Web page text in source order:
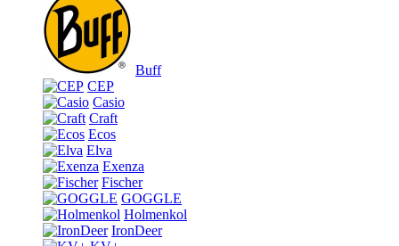
Buff
CEP
Casio
Craft
Ecos
Elva
Exenza
Fischer
GOGGLE
Holmenkol
IronDeer